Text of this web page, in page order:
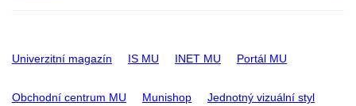
Univerzitní magazín IS MU INET MU Portál MU
Obchodní centrum MU Munishop Jednotný vizuální styl